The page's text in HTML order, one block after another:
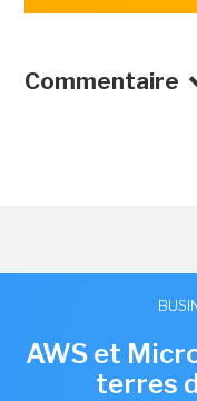
Commentaire
AWS et
terres